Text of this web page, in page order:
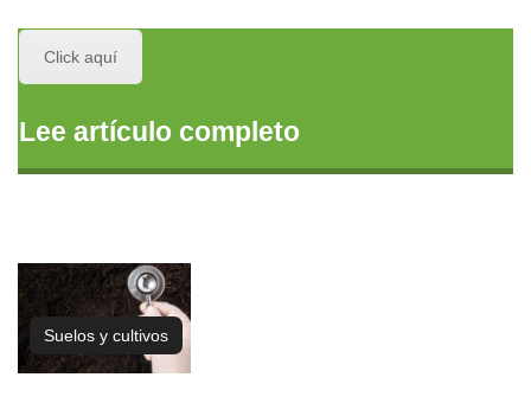
Click aquí
Lee artículo completo
Suelos y cultivos